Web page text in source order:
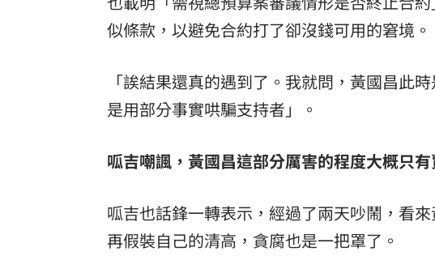
似條款，以避免合約打了卻沒錢可用的窘境。
「誒結果還真的遇到了。我就問，黃國昌此
是用部分事實哄騙支持者」。
呱吉嘲諷，黃國昌這部分厲害的程度大概只
呱吉也話鋒一轉表示，經過了兩天吵鬧，看
再假裝自己的清高，貪腐也是一把罩了。